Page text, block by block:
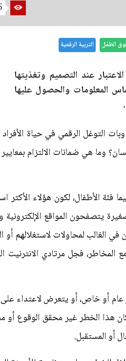
الطفل التربية الرقمية
عند التصميم وتغذيتها
المعلومات والحصول عليها
التوغل الرقمي في حياة الأفراد
وما هي ضمانات الالتزام
فئة الأطفال، لكون هؤلاء الأكثر
يتصفحون المواقع الإلكترونية
الغالب لمحاولات لاستغلالهم أو
فجل مرتادي الانترنيت
أو خاص، أو يتعرض لاعتداء
هذا الخطر غير محقق الوقوع أو
أو المستقبل.